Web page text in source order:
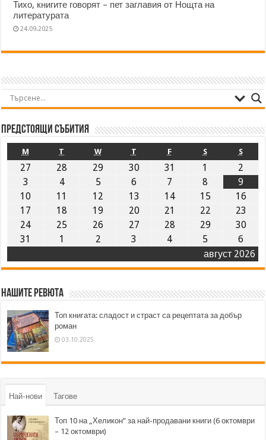
Тихо, книгите говорят – пет заглавия от Нощта на
литературата
24.09.2025
Предстоящи събития
август 2026
M T W T F S S
27 28 29 30 31 1
2
3
4 5 6 7 8
9
10
11 12 13 14 15
16
17
18 19 20 21 22
23
24
25 26 27 28 29
30
31
1 2 3 4 5 6
Нашите ревюта
Топ книгата: сладост и страст са рецептата за добър
роман
03.10.2025
Най-нови Тагове
Топ 10 на „Хеликон” за най-продавани книги (6 октомври
– 12 октомври)